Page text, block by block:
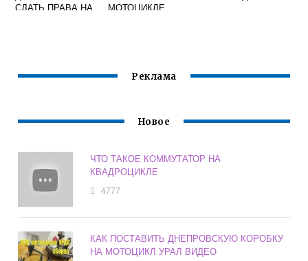
СДАТЬ ПРАВА НА
МОТОЦИКЛЕ
Реклама
Новое
ЧТО ТАКОЕ КОММУТАТОР НА
КВАДРОЦИКЛЕ
4777
КАК ПОСТАВИТЬ ДНЕПРОВСКУЮ КОРОБКУ
НА МОТОЦИКЛ УРАЛ ВИДЕО